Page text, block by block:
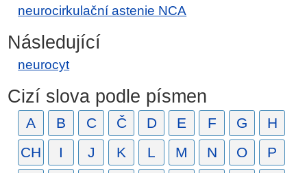
neurocirkulační astenie NCA
Následující
neurocyt
Cizí slova podle písmen
A B C Č D E F G
H
CH
I J K L M N O
P